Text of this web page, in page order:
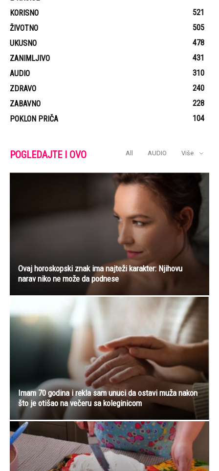
KORISNO
521
ŽIVOTNO
505
UKUSNO
478
ZANIMLJIVO
431
AUDIO
310
ZDRAVO
240
ZABAVNO
228
POKLON PRIČA
104
POGLEDAJTE I OVO All AUDIO Više
Ovaj horoskopski znak ima najteži karakter: Njihovu
narav niko ne može da podnese
Imam 70 godina i rekla sam unuci da ostavi muža nakon
što je otišao na večeru sa koleginicom